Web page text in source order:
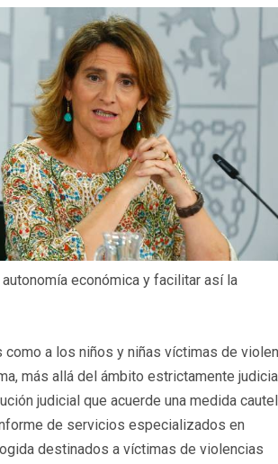
económica y facilitar así la
a los niños y niñas víctimas de
más allá del ámbito estrictamente
judicial que acuerde una medida
de servicios especializados en
destinados a víctimas de violencias